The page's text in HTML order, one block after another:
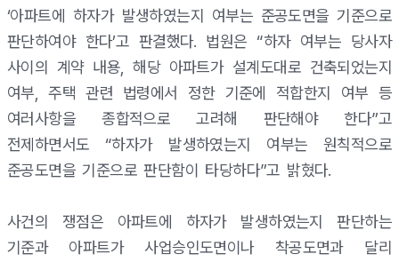
‘아파트에 하자가 발생하였는지 여부는 준공도면을 기준으로
판단하여야 한다’고 판결했다. 법원은 “하자 여부는 당사자
사이의 계약 내용, 해당 아파트가 설계도대로 건축되었는지
여부, 주택 관련 법령에서 정한 기준에 적합한지 여부 등
여러사항을 종합적으로 고려해 판단해야 한다”고
전제하면서도 “하자가 발생하였는지 여부는 원칙적으로
준공도면을 기준으로 판단함이 타당하다”고 밝혔다.
사건의 쟁점은 아파트에 하자가 발생하였는지 판단하는
기준과 아파트가 사업승인도면이나 착공도면과 달리